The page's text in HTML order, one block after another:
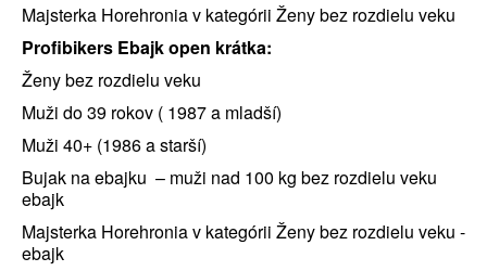
Majsterka Horehronia v kategórii Ženy bez rozdielu veku
Profibikers Ebajk open krátka:
Ženy bez rozdielu veku
Muži do 39 rokov ( 1987 a mladší)
Muži 40+ (1986 a starší)
Bujak na ebajku – muži nad 100 kg bez rozdielu veku
ebajk
Majsterka Horehronia v kategórii Ženy bez rozdielu veku -
ebajk